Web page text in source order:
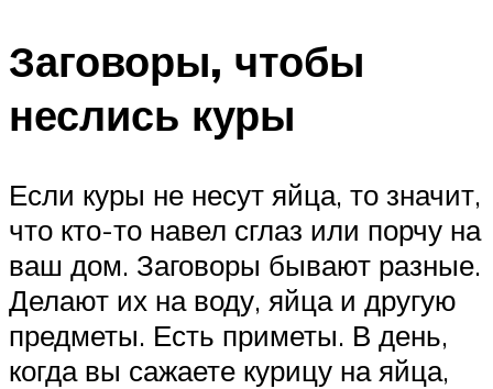
Заговоры, чтобы
неслись куры
Если куры не несут яйца, то значит,
что кто-то навел сглаз или порчу на
ваш дом. Заговоры бывают разные.
Делают их на воду, яйца и другую
предметы. Есть приметы. В день,
когда вы сажаете курицу на яйца,